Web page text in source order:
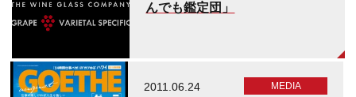
んでも鑑定団」
2011.06.24 MEDIA​